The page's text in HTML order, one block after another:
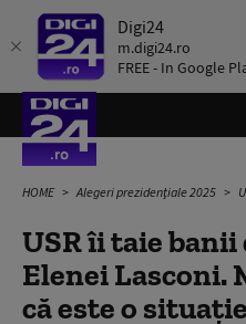
Digi24
m.digi24.ro
FREE - In Google
HOME Alegeri prezidențiale 2025
USR îi taie banii
Elenei Lasconi.
că este o